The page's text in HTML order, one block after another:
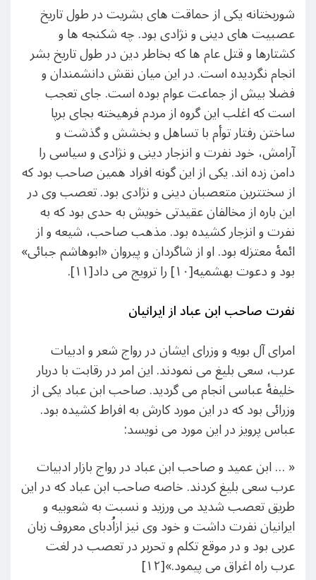
شوربختانه یکی از حماقت های بشریت در طول تاریخ
عصبیت های دینی و نژادی بود. چه شکنجه ها و
کشتارها و قتل عام ها که بخاطر دین در طول تاریخ بشر
انجام نگردیده است. در این میان نقش دانشمندان و
فضلا بیش از جماعت عوام بوده است. جای تعجب
است که اغلب این گروه از مردم فرهیخته بجای برپا
ساختن رفتار توأم با تساهل و بخشش و گذشت و
آرامش، خود نفرت و انزجار دینی و نژادی و سیاسی را
دامن زده اند. یکی از این گونه افراد همین صاحب بود که
از سختترین متعصبان دینی و نژادی بود. تعصب وی در
این باره از مخالفان عقیدتی خویش به حدی بود که به
نفرت و انزجار کشیده بود. مذهب صاحب، شیعه و از
ائمۀ معتزله بود. او از شاگردان و پیروان «ابوهاشم جبائی»
بود و دعوت بهشمیه[۱۰] را ترویج می داد[۱۱].
نفرت صاحب ابن عباد از ایرانیان
امرای آل بویه و وزرای ایشان در رواج شعر و ادبیات
عرب، سعی بلیغ می نمودند. این امر در رقابت با دربار
خلیفۀ عباسی انجام می گردید. صاحب ابن عباد یکی از
وزرائی بود که در این مورد کارش به افراط کشیده بود.
عباس پرویز در این مورد می نویسد:
« … ابن عمید و صاحب ابن عباد در رواج بازار ادبیات
عرب سعی بلیغ کردند. خاصه صاحب ابن عباد که در این
طریق تعصب شدید می ورزید و نسبت به شعوبیه و
ایرانیان نفرت داشت و خود وی نیز ازاُدبای معروف زبان
عربی بود و در موقع تکلم و تحربر در تعصب در لغت
عرب راه اغراق می پیمود.»[۱۲]